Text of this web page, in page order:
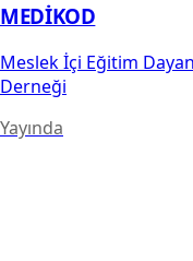
MEDİKOD
Meslek İçi Eğitim
Derneği
Yayında